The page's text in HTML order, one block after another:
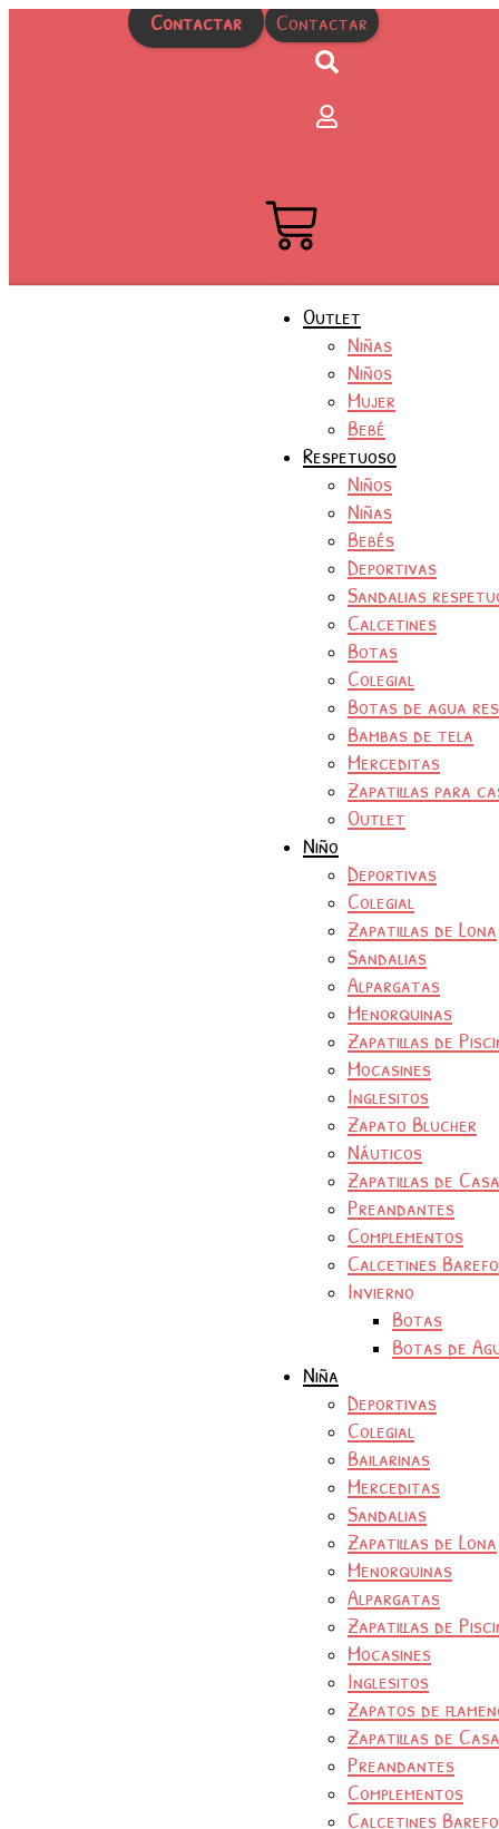
Ir
Contactar Contactar
Outlet
Niñas
Niños
Mujer
Bebé
Respetuoso
Niños
Niñas
Bebés
Deportivas
Sandalias
Calcetines
Botas
Colegial
Botas de agua
Bambas de tela
Merceditas
Zapatillas para
Outlet
Niño
Deportivas
Colegial
Zapatillas de Lona
Sandalias
Alpargatas
Menorquinas
Zapatillas de
Mocasines
Inglesitos
Zapato Blucher
Náuticos
Zapatillas de Casa
Preandantes
Complementos
Calcetines
Invierno
Botas
Botas de
Niña
Deportivas
Colegial
Bailarinas
Merceditas
Sandalias
Zapatillas de Lona
Menorquinas
Alpargatas
Zapatillas de
Mocasines
Inglesitos
Zapatos de
Zapatillas de Casa
Preandantes
Complementos
Calcetines